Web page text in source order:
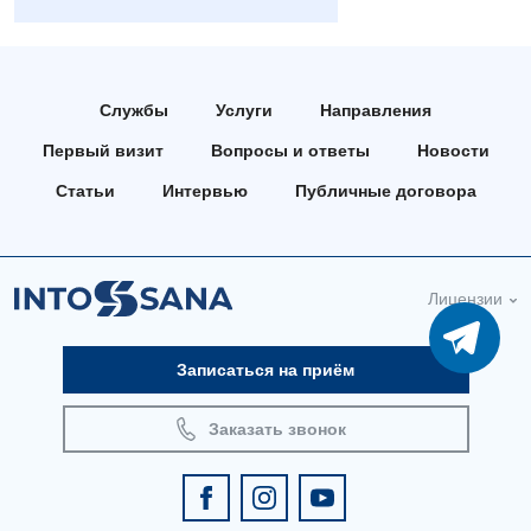
Вакцинация
Гастроэнтерология
Дерматовенерология
Диетология
Маммология
Медицинская психология
Службы Услуги Направления
Первый визит Вопросы и ответы Новости
Статьи Интервью Публичные договора
Лицензии
Записаться на приём
Заказать звонок